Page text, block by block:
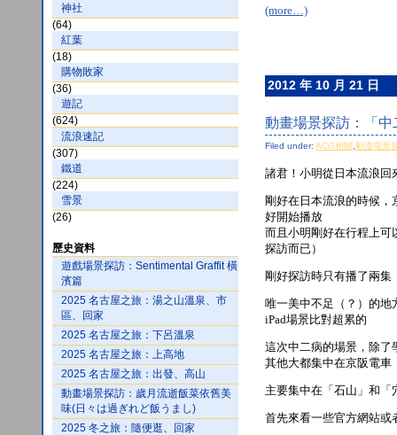
神社
(64)
紅葉
(18)
購物敗家
(36)
遊記
(624)
流浪速記
(307)
鐵道
(224)
雪景
(26)
歷史資料
遊戲場景探訪：Sentimental Graffit 橫
濱篇
2025 名古屋之旅：湯之山溫泉、市
區、回家
2025 名古屋之旅：下呂溫泉
2025 名古屋之旅：上高地
2025 名古屋之旅：出發、高山
動畫場景探訪：歲月流逝飯菜依舊美
味(日々は過ぎれど飯うまし)
2025 冬之旅：隨便逛、回家
(more…)
2012 年 10 月 21 日
動畫場景探訪：「
Filed under: ACG相關 動漫場景
諸君！小明從日本流浪回
剛好在日本流浪的時候
好開始播放
而且小明剛好在行程上可
探訪而已）
剛好探訪時只有播了兩
唯一美中不足（？）的地
iPad場景比對超累的
這次中二病的場景，除了
其他大都集中在京阪電車
主要集中在「石山」和「
首先來看一些官方網站或